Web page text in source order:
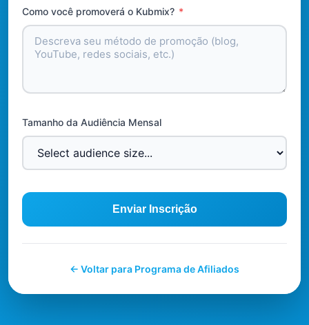
Como você promoverá o Kubmix? *
Tamanho da Audiência Mensal
Enviar Inscrição
← Voltar para Programa de Afiliados